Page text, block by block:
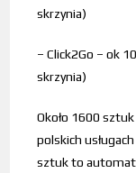
skrzynia)
– Click2Go – ok
skrzynia)
Około 1600
polskich
sztuk to